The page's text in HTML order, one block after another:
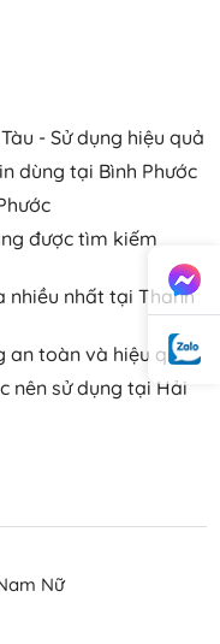
- Sử dụng hiệu quả
dùng tại Bình Phước
được tìm kiếm
nhiều nhất tại Thanh
an toàn và hiệu quả
nên sử dụng tại Hải
Nữ